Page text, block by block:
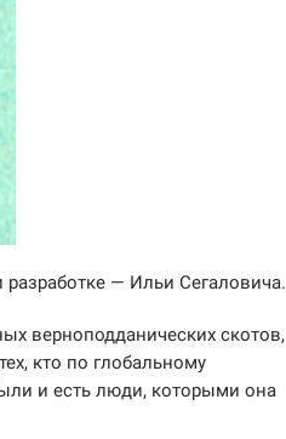
разработке — Ильи Сегаловича.
верноподданических скотов,
кто по глобальному
и есть люди, которыми она